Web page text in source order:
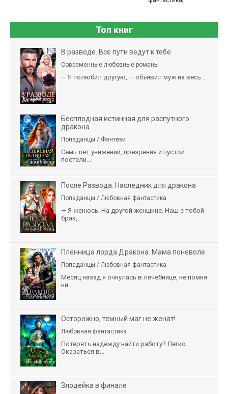
Топ книг
В разводе. Все пути ведут к тебе
Современные любовные романы
— Я полюбил другую, — объявил муж на весь...
Бесплодная истинная для распутного
дракона
Попаданцы / Фэнтези
Семь лет унижений, презрения и пустой
постели....
После Развода. Наследник для дракона
Попаданцы / Любовная фантастика
— Я женюсь. На другой женщине. Наш с тобой
брак,...
Пленница лорда Дракона. Мама поневоле
Попаданцы / Любовная фантастика
Месяц назад я очнулась в лечебнице, не помня
ни...
Осторожно, темный маг не женат!
Любовная фантастика
Потерять надежду найти работу? Легко.
Оказаться в...
Злодейка в финале